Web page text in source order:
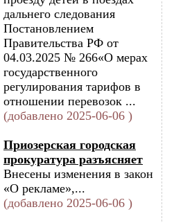
дальнего следования
Постановлением
Правительства РФ от
04.03.2025 № 266«О мерах
государственного
регулирования тарифов в
отношении перевозок ...
(добавлено 2025-06-06 )
Приозерская городская
прокуратура разъясняет
Внесены изменения в закон
«О рекламе»,...
(добавлено 2025-06-06 )